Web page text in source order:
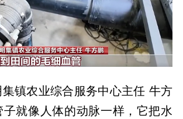
镇农业综合服务中心主任 牛方
就像人体的动脉一样，它把水